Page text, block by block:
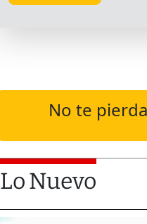
No te
Lo Nuevo